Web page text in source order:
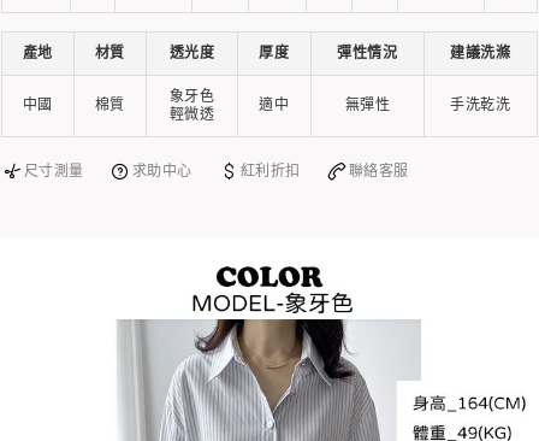
產地 材質 透光度 厚度 彈性情況 建議洗滌
中國 棉質
象牙色
輕微透
適中 無彈性 手洗乾洗
尺寸測量 求助中心 紅利折扣 聯絡客服